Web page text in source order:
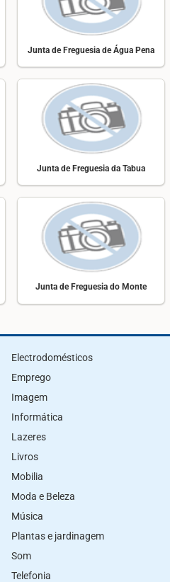
Junta de Freguesia de Água Pena
Junta de Freguesia da Tabua
Junta de Freguesia do Monte
Electrodomésticos
Emprego
Imagem
Informática
Lazeres
Livros
Mobilia
Moda e Beleza
Música
Plantas e jardinagem
Som
Telefonia